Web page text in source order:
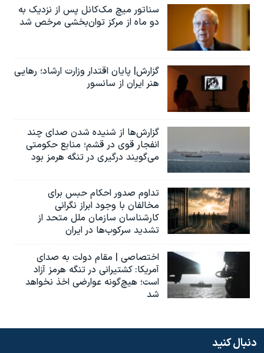
سناتور میچ مک‌کانل پس از نزدیک به
دو ماه از مرکز توان‌بخشی مرخص شد
گزارش| پایان اقتدار وزارت ارشاد؛ رهایی
هنر ایران از سانسور
گزارش‌ها از شنیده شدن صدای چند
انفجار قوی در قشم؛ منابع حکومتی
می‌گویند درگیری در تنگه هرمز بود
تداوم صدور احکام حبس برای
مخالفان با وجود ابراز نگرانی
کارشناسان سازمان ملل متحد از
تشدید سرکوب‌ها در ایران
اختصاصی | مقام دولت به صدای
آمریکا: کشتیرانی در تنگه هرمز آزاد
است؛ هیچ‌گونه عوارضی اخذ نخواهد
شد
دنبال کنید